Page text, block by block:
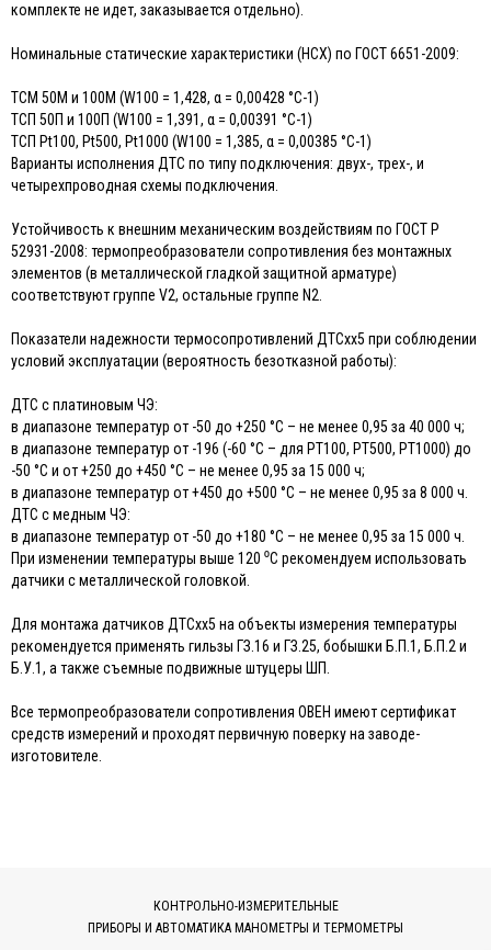
комплекте не идет, заказывается отдельно).
Номинальные статические характеристики (НСХ) по ГОСТ 6651-2009:
ТСМ 50М и 100М (W100 = 1,428, α = 0,00428 °С-1)
ТСП 50П и 100П (W100 = 1,391, α = 0,00391 °С-1)
ТСП Pt100, Pt500, Pt1000 (W100 = 1,385, α = 0,00385 °С-1)
Варианты исполнения ДТС по типу подключения: двух-, трех-, и
четырехпроводная схемы подключения.
Устойчивость к внешним механическим воздействиям по ГОСТ Р
52931-2008: термопреобразователи сопротивления без монтажных
элементов (в металлической гладкой защитной арматуре)
соответствуют группе V2, остальные группе N2.
Показатели надежности термосопротивлений ДТСхх5 при соблюдении
условий эксплуатации (вероятность безотказной работы):
ДТС с платиновым ЧЭ:
в диапазоне температур от -50 до +250 °С – не менее 0,95 за 40 000 ч;
в диапазоне температур от -196 (-60 °С – для РТ100, РТ500, РТ1000) до
-50 °С и от +250 до +450 °С – не менее 0,95 за 15 000 ч;
в диапазоне температур от +450 до +500 °С – не менее 0,95 за 8 000 ч.
ДТС с медным ЧЭ:
в диапазоне температур от -50 до +180 °С – не менее 0,95 за 15 000 ч.
При изменении температуры выше 120 ⁰С рекомендуем использовать
датчики с металлической головкой.
Для монтажа датчиков ДТСхх5 на объекты измерения температуры
рекомендуется применять гильзы ГЗ.16 и ГЗ.25, бобышки Б.П.1, Б.П.2 и
Б.У.1, а также съемные подвижные штуцеры ШП.
Все термопреобразователи сопротивления ОВЕН имеют сертификат
средств измерений и проходят первичную поверку на заводе-
изготовителе.
КОНТРОЛЬНО-ИЗМЕРИТЕЛЬНЫЕ
ПРИБОРЫ И АВТОМАТИКА МАНОМЕТРЫ И ТЕРМОМЕТРЫ